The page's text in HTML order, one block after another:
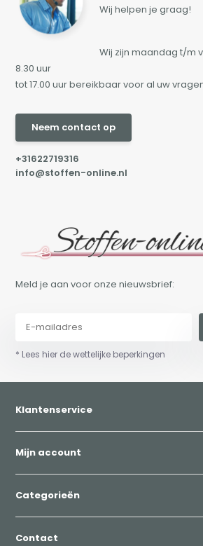
Wij helpen je graag!
Wij zijn maandag t/m
8.30 uur
tot 17.00 uur bereikbaar voor al uw
Neem contact op
+31622719316
info@stoffen-online.nl
Meld je aan voor onze nieuwsbrief:
* Lees hier de wettelijke beperkingen
Klantenservice
Mijn account
Categorieën
Contact